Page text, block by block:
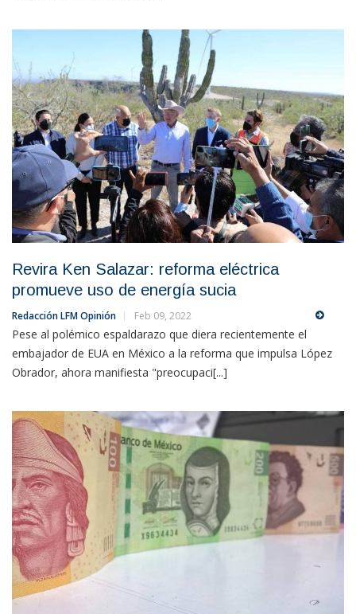
Revira Ken Salazar: reforma eléctrica
promueve uso de energía sucia
Redacción LFM Opinión Feb 09, 2022
Pese al polémico espaldarazo que diera recientemente el
embajador de EUA en México a la reforma que impulsa López
Obrador, ahora manifiesta "preocupaci[...]